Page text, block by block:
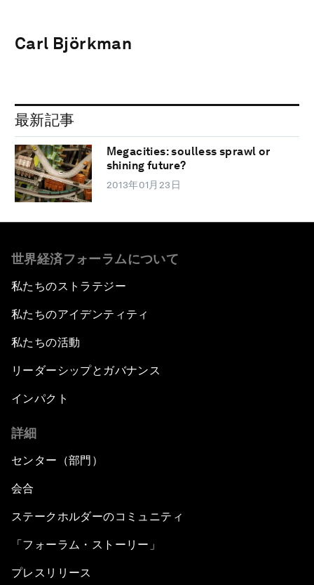
Carl Björkman
最新記事
Megacities: soulless sprawl or
shining future?
2013年01月23日
世界経済フォーラムについて
私たちのストラテジー
私たちのアイデンティティ
私たちの活動
リーダーシップとガバナンス
インパクト
詳細
センター（部門）
会合
ステークホルダーのコミュニティ
「フォーラム・ストーリー」
プレスリリース